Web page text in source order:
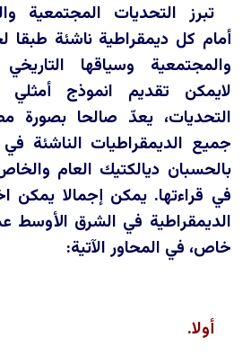
تبرز التحديات المجتمعية
أمام كل ديمقراطية ناشئة طبقا
والمجتمعية وسياقها
لايمكن تقديم انموذج
التحديات، يعدّ صالحا بصورة
جميع الديمقراطيات الناشئة في
بالحسبان ديالكتيك العام
في قراءتها. يمكن إجمالا يمكن
الديمقراطية في الشرق الأوسط
خاص، في المحاور الآتية:
أولا.